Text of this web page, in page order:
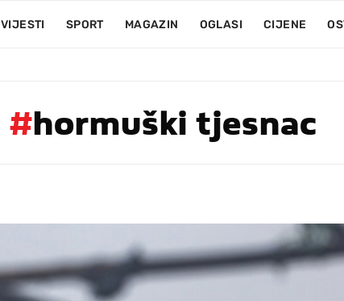
VIJESTI SPORT MAGAZIN OGLASI CIJENE
#hormuški tjesnac